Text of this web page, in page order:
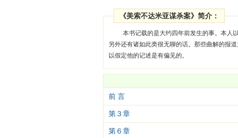
《美索不达米亚谋杀案》简介：
本书记载的是大约四年前发生的事。本人
另外还有诸如此类很无聊的话。那些曲解的报
以假定他的记述是有偏见的。
前 言
第３章
第６章